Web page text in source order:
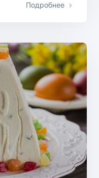
Подробнее